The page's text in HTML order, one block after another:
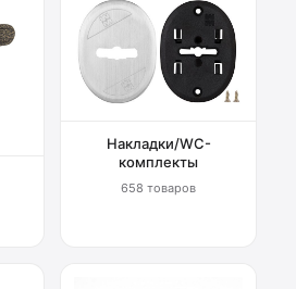
Накладки/WC-
комплекты
658 товаров